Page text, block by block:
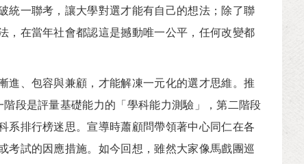
統一聯考，讓大學對選才能有自己的想法；除了聯
，在當年社會都認這是撼動唯一公平，任何改變都
、包容與兼顧，才能解凍一元化的選才思維。推
段是評量基礎能力的「學科能力測驗」，第二階段
系排行榜迷思。宣導時蕭顧問帶領著中心同仁在各
考試的因應措施。如今回想，雖然大家像馬戲團巡